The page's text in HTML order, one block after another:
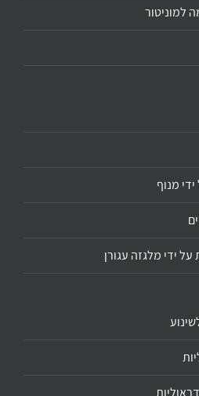
למוניטור
מנוף
ידי מלגזה עגורן